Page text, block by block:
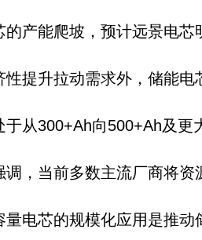
的产能爬坡，预计远景电
性提升拉动需求外，储能
于从300+Ah向500+Ah及更
调，当前多数主流厂商将
量电芯的规模化应用是推